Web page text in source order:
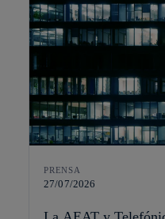
PRENSA
27/07/2026